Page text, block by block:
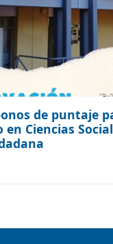
de puntaje
en Ciencias